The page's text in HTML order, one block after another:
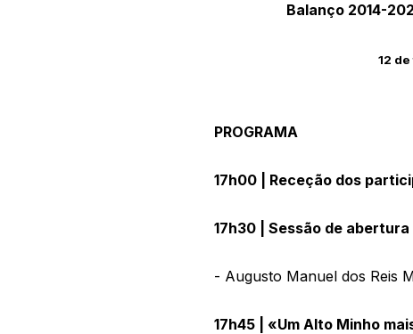
Balanço 2014-
12
PROGRAMA
17h00 | Receção dos
17h30 | Sessão de abertura
- Augusto Manuel dos Reis
17h45 | «Um Alto Minho